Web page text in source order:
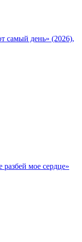
самый день» (2026),
мое сердце»